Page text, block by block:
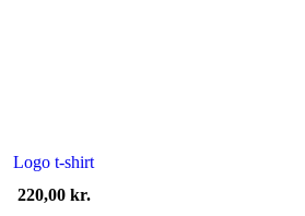
Logo t-shirt
220,00 kr.